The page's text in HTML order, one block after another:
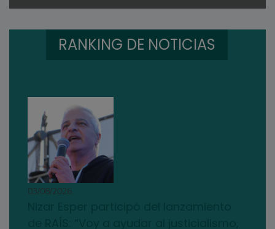
RANKING DE NOTICIAS
03/08/2026